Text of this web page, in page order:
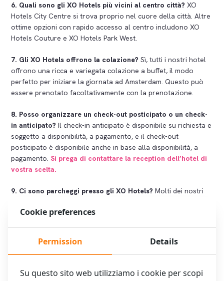
6. Quali sono gli XO Hotels più vicini al centro città? XO
Hotels City Centre si trova proprio nel cuore della città. Altre
ottime opzioni con rapido accesso al centro includono XO
Hotels Couture e XO Hotels Park West.
7. Gli XO Hotels offrono la colazione? Sì, tutti i nostri hotel
offrono una ricca e variegata colazione a buffet, il modo
perfetto per iniziare la giornata ad Amsterdam. Questo può
essere prenotato facoltativamente con la prenotazione.
8. Posso organizzare un check-out posticipato o un check-
in anticipato?Il check-in anticipato è disponibile su richiesta e
soggetto a disponibilità, a pagamento, e il check-out
posticipato è disponibile anche in base alla disponibilità, a
pagamento. Si prega di contattare la reception dell’hotel di
vostra scelta.
9. Ci sono parcheggi presso gli XO Hotels? Molti dei nostri
Hotels Blue Square, Hotel Artemis, Hotel Levell, offrono
Amsterdam | XO Hotels
l’ambiente?XO Hotels è impegnata in un’operazione
Cookie preferences
Permission Details
Su questo sito web utilizziamo i cookie per scopi